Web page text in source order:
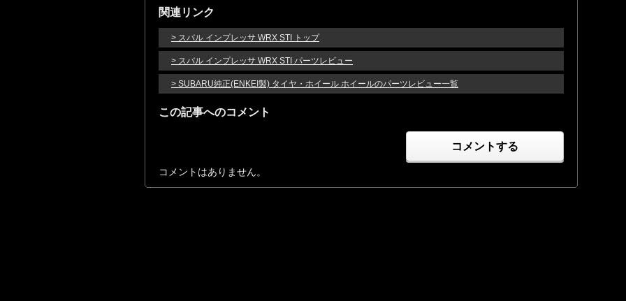
関連リンク
> スバル インプレッサ WRX STI トップ
> スバル インプレッサ WRX STI パーツレビュー
> SUBARU純正(ENKEI製) タイヤ・ホイール ホイールのパーツレビュー一覧
この記事へのコメント
コメントする
コメントはありません。